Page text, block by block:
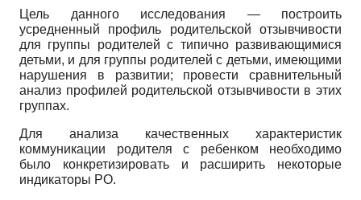
Цель данного исследования — построить
усредненный профиль родительской отзывчивости
для группы родителей с типично развивающимися
детьми, и для группы родителей с детьми, имеющими
нарушения в развитии; провести сравнительный
анализ профилей родительской отзывчивости в этих
группах.
Для анализа качественных характеристик
коммуникации родителя с ребенком необходимо
было конкретизировать и расширить некоторые
индикаторы РО.